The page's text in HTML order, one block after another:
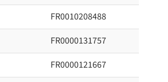
FR0010208488
FR0000131757
FR0000121667